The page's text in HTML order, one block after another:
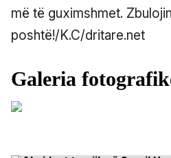
më të guximshmet.
poshtë!/K.C/dritare.net